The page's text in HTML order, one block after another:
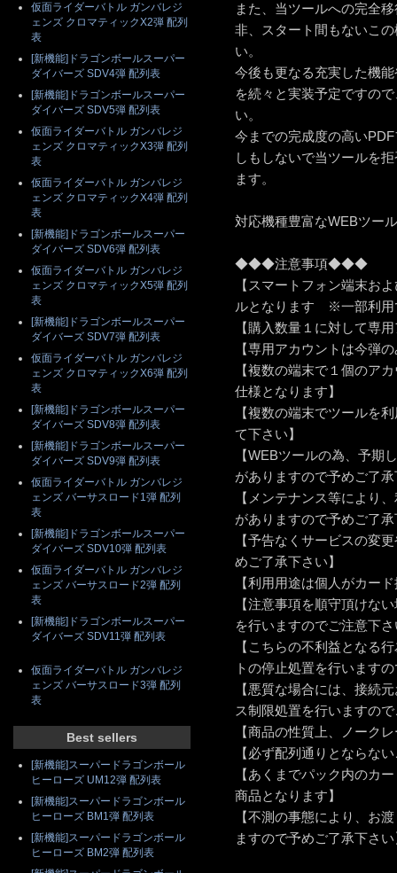
また、当ツールへの完全
非、スタート間もないこ
い。
今後も更なる充実した機
を続々と実装予定ですの
い。
今までの完成度の高い
しもしないで当ツールを
ます。
対応機種豊富なWEBツー
◆◆◆注意事項◆◆◆
【スマートフォン端末お
ルとなります ※一部利用
【購入数量１に対して専
【専用アカウントは今弾
【複数の端末で１個のア
仕様となります】
【複数の端末でツールを
て下さい】
【WEBツールの為、予期
がありますので予めご了
【メンテナンス等により
がありますので予めご了
【予告なくサービスの変
めご了承下さい】
【利用用途は個人がカー
【注意事項を順守頂けな
を行いますのでご注意下
【こちらの不利益となる
トの停止処置を行います
【悪質な場合には、接続
ス制限処置を行いますの
【商品の性質上、ノーク
【必ず配列通りとならな
【あくまでパック内のカ
商品となります】
【不測の事態により、お
ますので予めご了承下さい
仮面ライダーバトル ガンバレジ
ェンズ クロマティックX2弾 配列
表
[新機能]ドラゴンボールスーパー
ダイバーズ SDV4弾 配列表
[新機能]ドラゴンボールスーパー
ダイバーズ SDV5弾 配列表
仮面ライダーバトル ガンバレジ
ェンズ クロマティックX3弾 配列
表
仮面ライダーバトル ガンバレジ
ェンズ クロマティックX4弾 配列
表
[新機能]ドラゴンボールスーパー
ダイバーズ SDV6弾 配列表
仮面ライダーバトル ガンバレジ
ェンズ クロマティックX5弾 配列
表
[新機能]ドラゴンボールスーパー
ダイバーズ SDV7弾 配列表
仮面ライダーバトル ガンバレジ
ェンズ クロマティックX6弾 配列
表
[新機能]ドラゴンボールスーパー
ダイバーズ SDV8弾 配列表
[新機能]ドラゴンボールスーパー
ダイバーズ SDV9弾 配列表
仮面ライダーバトル ガンバレジ
ェンズ バーサスロード1弾 配列
表
[新機能]ドラゴンボールスーパー
ダイバーズ SDV10弾 配列表
仮面ライダーバトル ガンバレジ
ェンズ バーサスロード2弾 配列
表
[新機能]ドラゴンボールスーパー
ダイバーズ SDV11弾 配列表
仮面ライダーバトル ガンバレジ
ェンズ バーサスロード3弾 配列
表
Best sellers
[新機能]スーパードラゴンボール
ヒーローズ UM12弾 配列表
[新機能]スーパードラゴンボール
ヒーローズ BM1弾 配列表
[新機能]スーパードラゴンボール
ヒーローズ BM2弾 配列表